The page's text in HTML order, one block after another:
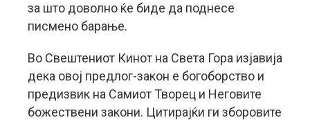
за што доволно ќе биде да поднесе
писмено барање.
Во Свештениот Кинот на Света Гора изјавија
дека овој предлог-закон е богоборство и
предизвик на Самиот Творец и Неговите
божествени закони. Цитирајќи ги зборовите